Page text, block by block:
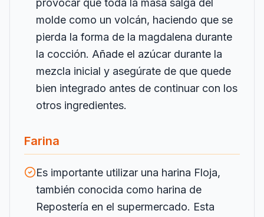
provocar que toda la masa salga del
molde como un volcán, haciendo que se
pierda la forma de la magdalena durante
la cocción. Añade el azúcar durante la
mezcla inicial y asegúrate de que quede
bien integrado antes de continuar con los
otros ingredientes.
Farina
Es importante utilizar una harina Floja,
también conocida como harina de
Repostería en el supermercado. Esta